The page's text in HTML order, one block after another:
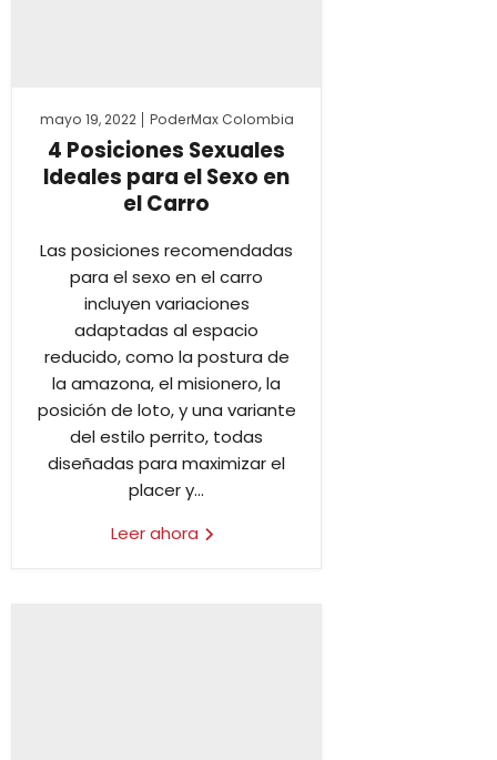
mayo 19, 2022 PoderMax Colombia
4 Posiciones Sexuales
Ideales para el Sexo en
el Carro
Las posiciones recomendadas
para el sexo en el carro
incluyen variaciones
adaptadas al espacio
reducido, como la postura de
la amazona, el misionero, la
posición de loto, y una variante
del estilo perrito, todas
diseñadas para maximizar el
placer y...
Leer ahora